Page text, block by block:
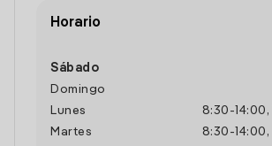
Horario
Sábado
Domingo
Lunes
8:30 - 14:00 ,
Martes
8:30 - 14:00 ,